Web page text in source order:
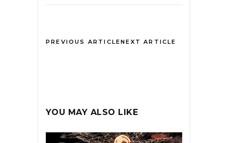
PREVIOUS ARTICLENEXT ARTICLE
YOU MAY ALSO LIKE